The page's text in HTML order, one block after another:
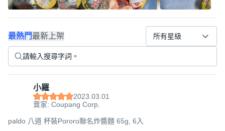
最熱門最新上架 所有星級
小羅
2023.03.01
賣家: Coupang Corp.
paldo 八道 杯裝Pororo聯名炸醬麵 65g, 6入